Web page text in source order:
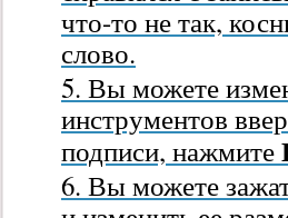
что-то не так,
слово.
Вы можете
инструментов
подписи, нажмите
Вы можете